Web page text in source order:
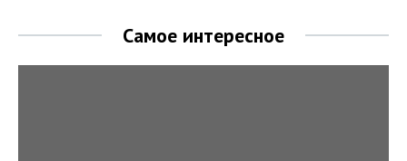
Самое интересное